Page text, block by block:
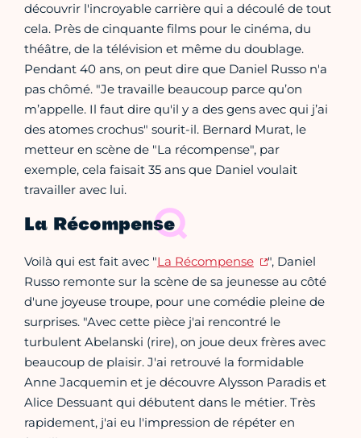
découvrir l'incroyable carrière qui a découlé de tout
cela. Près de cinquante films pour le cinéma, du
théâtre, de la télévision et même du doublage.
Pendant 40 ans, on peut dire que Daniel Russo n'a
pas chômé. "Je travaille beaucoup parce qu’on
m’appelle. Il faut dire qu'il y a des gens avec qui j’ai
des atomes crochus" sourit-il. Bernard Murat, le
metteur en scène de "La récompense", par
exemple, cela faisait 35 ans que Daniel voulait
travailler avec lui.
La Récompense
Voilà qui est fait avec "La Récompense
", Daniel
Russo remonte sur la scène de sa jeunesse au côté
d'une joyeuse troupe, pour une comédie pleine de
surprises. "Avec cette pièce j'ai rencontré le
turbulent Abelanski (rire), on joue deux frères avec
beaucoup de plaisir. J'ai retrouvé la formidable
Anne Jacquemin et je découvre Alysson Paradis et
Alice Dessuant qui débutent dans le métier. Très
rapidement, j'ai eu l'impression de répéter en